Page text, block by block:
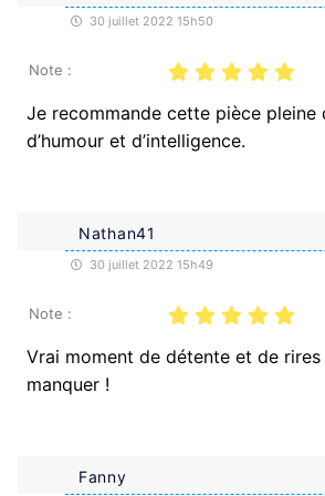
30 juillet 2022 15h50
Note :
Je recommande cette pièce pleine
d’humour et d’intelligence.
Nathan41
30 juillet 2022 15h49
Note :
Vrai moment de détente et de rires
manquer !
Fanny